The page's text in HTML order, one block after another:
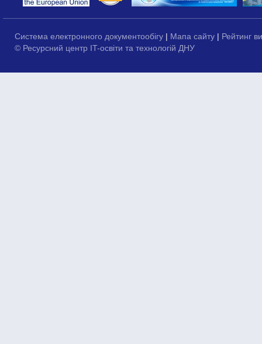
Система електронного документообігу | Мапа сайту | Рейтинг
© Ресурсний центр IT-освіти та технологій ДНУ